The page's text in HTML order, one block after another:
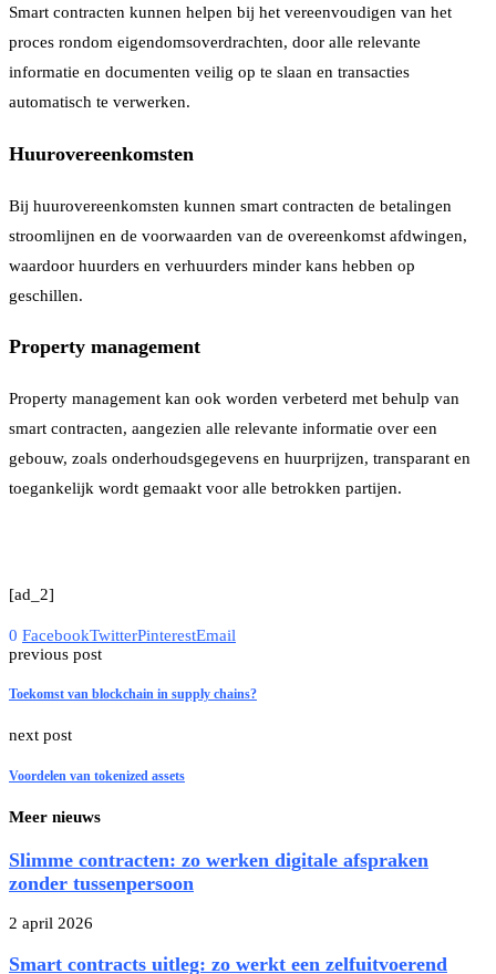
Smart contracten kunnen helpen bij het vereenvoudigen van het
proces rondom eigendomsoverdrachten, door alle relevante
informatie en documenten veilig op te slaan en transacties
automatisch te verwerken.
Huurovereenkomsten
Bij huurovereenkomsten kunnen smart contracten de betalingen
stroomlijnen en de voorwaarden van de overeenkomst afdwingen,
waardoor huurders en verhuurders minder kans hebben op
geschillen.
Property management
Property management kan ook worden verbeterd met behulp van
smart contracten, aangezien alle relevante informatie over een
gebouw, zoals onderhoudsgegevens en huurprijzen, transparant en
toegankelijk wordt gemaakt voor alle betrokken partijen.
[ad_2]
0 FacebookTwitterPinterestEmail
previous post
Toekomst van blockchain in supply chains?
next post
Voordelen van tokenized assets
Meer nieuws
Slimme contracten: zo werken digitale afspraken
zonder tussenpersoon
2 april 2026
Smart contracts uitleg: zo werkt een zelfuitvoerend